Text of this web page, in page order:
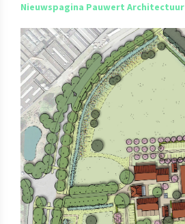
Nieuwspagina Pauwert Architectuur